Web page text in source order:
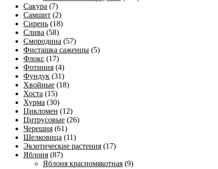
Сакура (7)
Самшит (2)
Сирень (18)
Слива (58)
Смородина (57)
Фисташка саженцы (5)
Флокс (17)
Фотиния (4)
Фундук (31)
Хвойные (18)
Хоста (15)
Хурма (30)
Цикломен (12)
Цитрусовые (26)
Черешня (61)
Шелковица (11)
Экзотические растения (17)
Яблоня (87)
Яблоня красномякотная (9)